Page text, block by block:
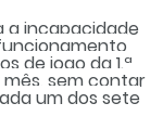
a incapacidade
de jogo da 1.ª
mês, sem contar
um dos sete